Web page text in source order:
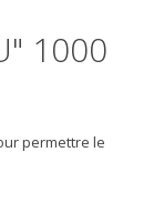
1000
permettre le